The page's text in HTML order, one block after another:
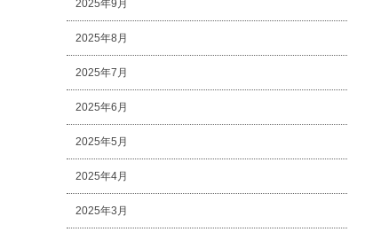
2025年9月
2025年8月
2025年7月
2025年6月
2025年5月
2025年4月
2025年3月